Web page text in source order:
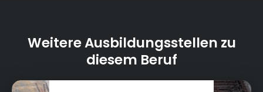
Weitere Ausbildungsstellen zu
diesem Beruf